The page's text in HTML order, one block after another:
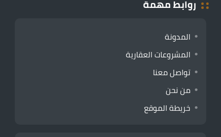
روابط مهمة
المدونة
المشروعات العقارية
تواصل معنا
من نحن
خريطة الموقع